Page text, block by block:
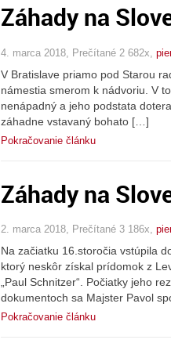
Záhady na
4. marca 2018, Prečítané 2 682x,
V Bratislave priamo pod Starou
námestia smerom k nádvoriu. V
nenápadný a jeho podstata
záhadne vstavaný bohato […]
Pokračovanie článku
Záhady na
2. marca 2018, Prečítané 3 186x,
Na začiatku 16.storočia vstúpila
ktorý neskôr získal prídomok z
„Paul Schnitzer“. Počiatky jeho
dokumentoch sa Majster Pavol
Pokračovanie článku